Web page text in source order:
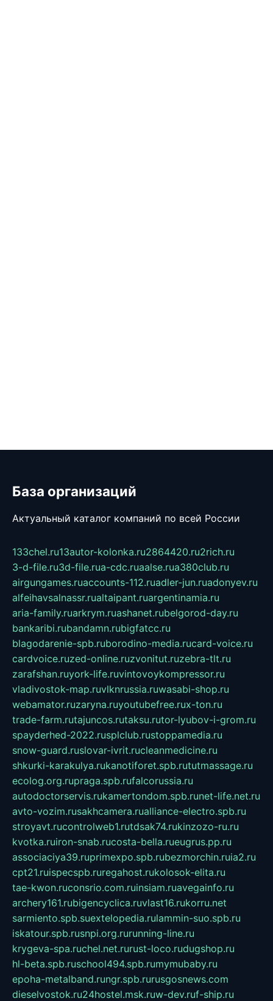
База организаций
Актуальный каталог компаний по всей России
133chel.ru13autor-kolonka.ru2864420.ru2rich.ru
3-d-file.ru3d-file.rua-cdc.ruaalse.rua380club.ru
airgungames.ruaccounts-112.ruadler-jun.ruadonyev.ru
alfeihavsalnassr.rualtaipant.ruargentinamia.ru
aria-family.ruarkrym.ruashanet.rubelgorod-day.ru
bankaribi.rubandamn.rubigfatcc.ru
blagodarenie-spb.ruborodino-media.rucard-voice.ru
cardvoice.ruzed-online.ruzvonitut.ruzebra-tlt.ru
zarafshan.ruyork-life.ruvintovoykompressor.ru
vladivostok-map.ruvlknrussia.ruwasabi-shop.ru
webamator.ruzaryna.ruyoutubefree.rux-ton.ru
trade-farm.rutajuncos.rutaksu.rutor-lyubov-i-grom.ru
spayderhed-2022.rusplclub.rustoppamedia.ru
snow-guard.ruslovar-ivrit.rucleanmedicine.ru
shkurki-karakulya.rukanotiforet.spb.rututmassage.ru
ecolog.org.rupraga.spb.rufalcorussia.ru
autodoctorservis.rukamertondom.spb.runet-life.net.ru
avto-vozim.rusakhcamera.rualliance-electro.spb.ru
stroyavt.rucontrolweb1.rutdsak74.rukinzozo-ru.ru
kvotka.ruiron-snab.rucosta-bella.rueugrus.pp.ru
associaciya39.ruprimexpo.spb.rubezmorchin.ruia2.ru
cpt21.ruispecspb.ruregahost.rukolosok-elita.ru
tae-kwon.ruconsrio.com.ruinsiam.ruavegainfo.ru
archery161.rubigencyclica.ruvlast16.rukorru.net
sarmiento.spb.suextelopedia.rulammin-suo.spb.ru
iskatour.spb.rusnpi.org.rurunning-line.ru
krygeva-spa.ruchel.net.rurust-loco.rudugshop.ru
hl-beta.spb.ruschool494.spb.rumymubaby.ru
epoha-metalband.rungr.spb.rurusgosnews.com
dieselvostok.ru24hostel.msk.ruw-dev.ruf-ship.ru